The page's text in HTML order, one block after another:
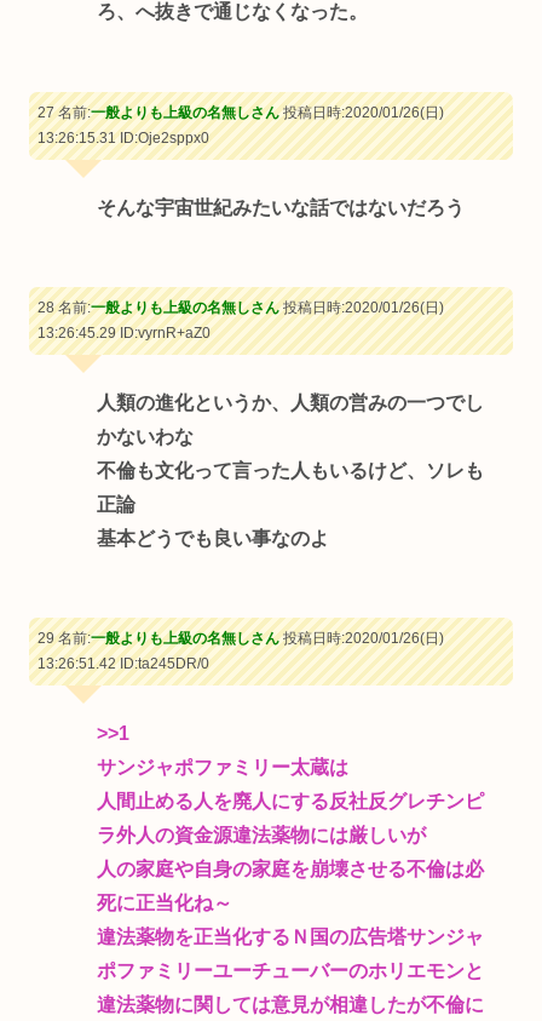
ろ、へ抜きで通じなくなった。
27 名前:一般よりも上級の名無しさん投稿日時:2020/01/26(日)
13:26:15.31ID:Oje2sppx0
そんな宇宙世紀みたいな話ではないだろう
28 名前:一般よりも上級の名無しさん投稿日時:2020/01/26(日)
13:26:45.29ID:vyrnR+aZ0
人類の進化というか、人類の営みの一つでし
かないわな
不倫も文化って言った人もいるけど、ソレも
正論
基本どうでも良い事なのよ
29 名前:一般よりも上級の名無しさん投稿日時:2020/01/26(日)
13:26:51.42ID:ta245DR/0
>>1
サンジャポファミリー太蔵は
人間止める人を廃人にする反社反グレチンピ
ラ外人の資金源違法薬物には厳しいが
人の家庭や自身の家庭を崩壊させる不倫は必
死に正当化ね～
違法薬物を正当化するＮ国の広告塔サンジャ
ポファミリーユーチューバーのホリエモンと
違法薬物に関しては意見が相違したが不倫に